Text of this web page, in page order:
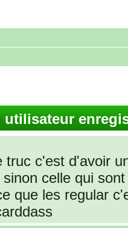
utilisateur
truc c'est d'avoir
celle qui
que les regular